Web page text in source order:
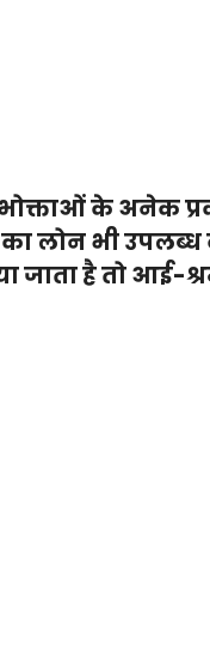
के अनेक
लोन भी उपलब्ध
जाता है तो आई-